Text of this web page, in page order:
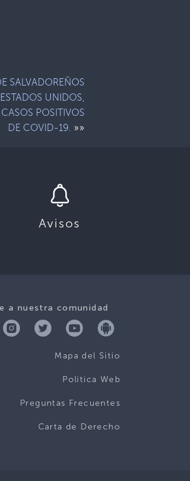
SALVADOREÑOS
UNIDOS,
POSITIVOS
DE COVID-19. »»
Avisos
a nuestra comunidad
Mapa del Sitio
Politica Web
Preguntas Frecuentes
Carta de Derecho